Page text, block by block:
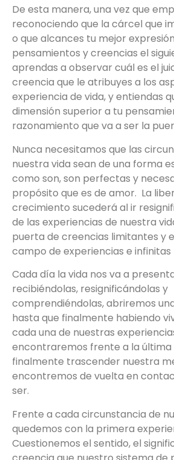
De esta manera, una vez que
reconociendo que la cárcel que
o que alcances tu mejor
pensamientos y creencias el
aprendas a observar cuál es el
creencia que le atribuyes a los
experiencia de vida, y entiendas
dimensión superior a tu
razonamiento que va a ser la
Nunca necesitamos que las
nuestra vida sean de una forma
como son, son perfectas y
propósito que es de amor. La
crecimiento sucederá al ir
de las experiencias de nuestra
puerta de creencias limitantes y
campo de experiencias e infinitas
Cada día la vida nos va a
recibiéndolas, resignificándolas y
comprendiéndolas, abriremos
hasta que finalmente habiendo
cada una de nuestras
encontraremos frente a la
finalmente trascender nuestra
encontremos de vuelta en
ser.
Frente a cada circunstancia de
quedemos con la primera
Cuestionemos el sentido, el